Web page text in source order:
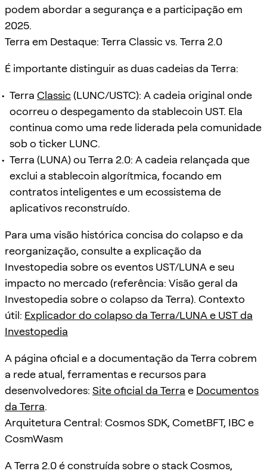
podem abordar a segurança e a participação em
2025.
Terra em Destaque: Terra Classic vs. Terra 2.0
É importante distinguir as duas cadeias da Terra:
Terra Classic(LUNC/USTC): A cadeia original onde
ocorreu o despegamento da stablecoin UST. Ela
continua como uma rede liderada pela comunidade
sob o ticker LUNC.
Terra (LUNA) ou Terra 2.0: A cadeia relançada que
exclui a stablecoin algorítmica, focando em
contratos inteligentes e um ecossistema de
aplicativos reconstruído.
Para uma visão histórica concisa do colapso e da
reorganização, consulte a explicação da
Investopedia sobre os eventos UST/LUNA e seu
impacto no mercado (referência: Visão geral da
Investopedia sobre o colapso da Terra). Contexto
útil: Explicador do colapso da Terra/LUNA e UST da
Investopedia
A página oficial e a documentação da Terra cobrem
a rede atual, ferramentas e recursos para
desenvolvedores: Site oficial da Terra e Documentos
da Terra.
Arquitetura Central: Cosmos SDK, CometBFT, IBC e
CosmWasm
A Terra 2.0 é construída sobre o stack Cosmos,